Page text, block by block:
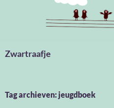
Zwartraafje
Tag archieven: jeugdboek